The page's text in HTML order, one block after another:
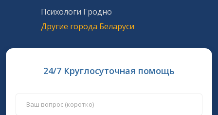
Психологи Гродно
Другие города Беларуси
24/7 Круглосуточная помощь